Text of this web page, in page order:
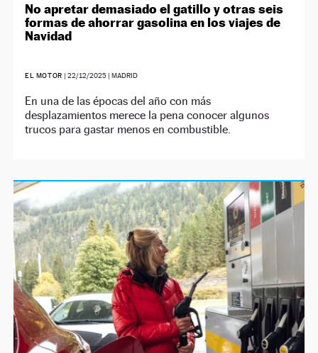
No apretar demasiado el gatillo y otras seis
formas de ahorrar gasolina en los viajes de
Navidad
EL MOTOR | 22/12/2025| MADRID
En una de las épocas del año con más
desplazamientos merece la pena conocer algunos
trucos para gastar menos en combustible.